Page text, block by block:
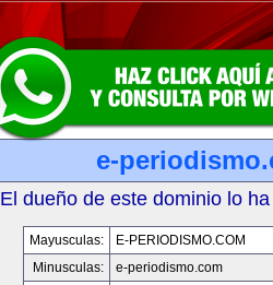
e-
El dueño de este dominio lo
Mayusculas:
E-PERIODISMO.COM
Minusculas:
e-periodismo.com